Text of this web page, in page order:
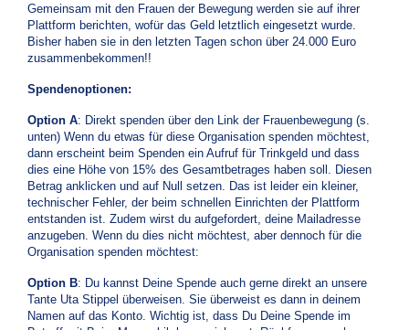
Gemeinsam mit den Frauen der Bewegung werden sie auf ihrer
Plattform berichten, wofür das Geld letztlich eingesetzt wurde.
Bisher haben sie in den letzten Tagen schon über 24.000 Euro
zusammenbekommen!!
Spendenoptionen:
Option A: Direkt spenden über den Link der Frauenbewegung (s.
unten) Wenn du etwas für diese Organisation spenden möchtest,
dann erscheint beim Spenden ein Aufruf für Trinkgeld und dass
dies eine Höhe von 15% des Gesamtbetrages haben soll. Diesen
Betrag anklicken und auf Null setzen. Das ist leider ein kleiner,
technischer Fehler, der beim schnellen Einrichten der Plattform
entstanden ist. Zudem wirst du aufgefordert, deine Mailadresse
anzugeben. Wenn du dies nicht möchtest, aber dennoch für die
Organisation spenden möchtest:
Option B: Du kannst Deine Spende auch gerne direkt an unsere
Tante Uta Stippel überweisen. Sie überweist es dann in deinem
Namen auf das Konto. Wichtig ist, dass Du Deine Spende im